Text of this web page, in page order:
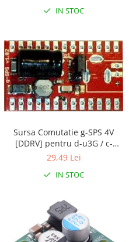
IN STOC
Sursa Comutatie g-SPS 4V
[DDRV] pentru d-u3G / c-
uGSM
29,49 Lei
IN STOC